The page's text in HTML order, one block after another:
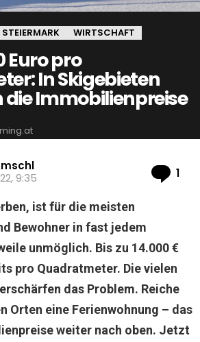
STEIERMARK WIRTSCHAFT
Euro pro
In Skigebieten
die Immobilienpreise
9:35
1
ist für die meisten
Bewohner in fast jedem
unmöglich. Bis zu 14.000 €
pro Quadratmeter. Die vielen
das Problem. Reiche
Orten eine Ferienwohnung – das
weiter nach oben. Jetzt